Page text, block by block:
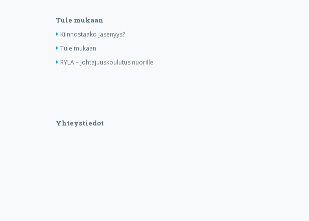
Tule mukaan
Kiinnostaako jäsenyys?
Tule mukaan
RYLA – Johtajuuskoulutus nuorille
Yhteystiedot